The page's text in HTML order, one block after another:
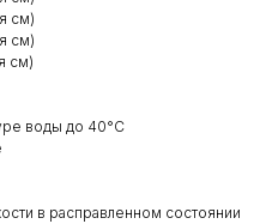
см)
см)
см)
воды до 40°C
в расправленном состоянии